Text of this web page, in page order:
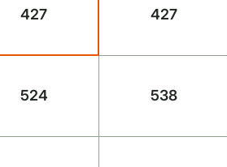
427 427
524 538